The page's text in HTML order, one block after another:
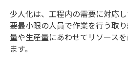
少人化は、工程内の需要に対応
要最小限の人員で作業を行う取
量や生産量にあわせてリソース
ます。